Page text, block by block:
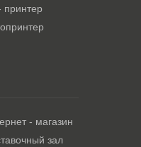
принтер
- магазин
зал